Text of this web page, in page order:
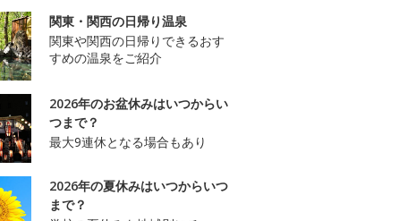
関東・関西の日帰り温泉
関東や関西の日帰りできるおす
すめの温泉をご紹介
2026年のお盆休みはいつからい
つまで？
最大9連休となる場合もあり
2026年の夏休みはいつからいつ
まで？